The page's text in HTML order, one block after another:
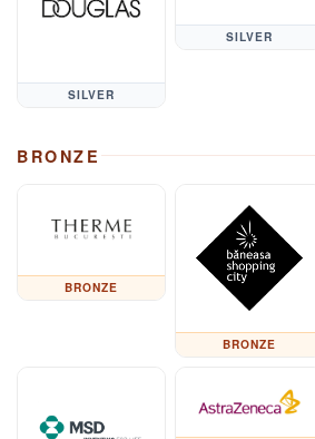
SILVER
SILVER
BRONZE
BRONZE
BRONZE